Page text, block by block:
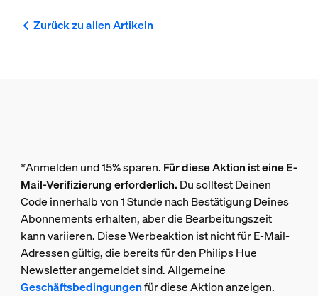
Zurück zu allen Artikeln
*Anmelden und 15% sparen. Für diese Aktion ist eine E-
Mail-Verifizierung erforderlich. Du solltest Deinen
Code innerhalb von 1 Stunde nach Bestätigung Deines
Abonnements erhalten, aber die Bearbeitungszeit
kann variieren. Diese Werbeaktion ist nicht für E-Mail-
Adressen gültig, die bereits für den Philips Hue
Newsletter angemeldet sind. Allgemeine
Geschäftsbedingungenfür diese Aktion anzeigen.